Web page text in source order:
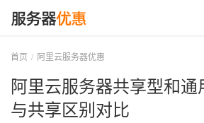
首页 阿里云服务器优惠
阿里云服务器共享型和
与共享区别对比